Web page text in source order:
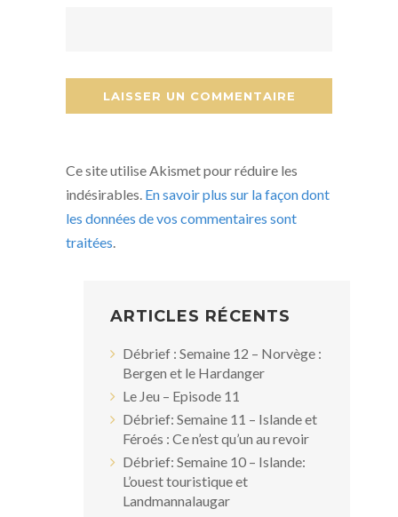
Ce site utilise Akismet pour réduire les
indésirables. En savoir plus sur la façon dont
les données de vos commentaires sont
traitées.
ARTICLES RÉCENTS
Débrief : Semaine 12 – Norvège :
Bergen et le Hardanger
Le Jeu – Episode 11
Débrief: Semaine 11 – Islande et
Féroés : Ce n’est qu’un au revoir
Débrief: Semaine 10 – Islande:
L’ouest touristique et
Landmannalaugar